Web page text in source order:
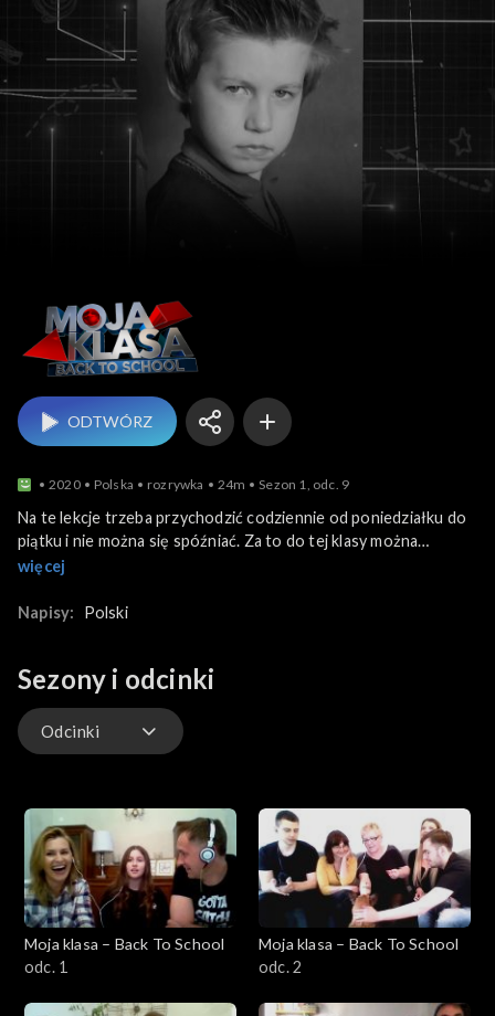
Moja klasa – Back
ODTWÓRZ
2020 Polska rozrywka 24m Sezon 1, odc. 9
Na te lekcje trzeba przychodzić codziennie od poniedziałku do
piątku i nie można się spóźniać. Za to do tej klasy można
zaprosić rodzinę i przyjaciół. Dziś wizyta w Warszawie.
najmłodszy Nikodem. Jak przygotowali się do zajęć?
więcej
Napisy: Polski
Sezony i odcinki
Odcinki
Moja klasa – Back To School
odc. 1
Moja klasa – Back To School
odc. 2